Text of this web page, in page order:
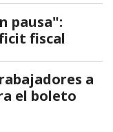
pausa":
fiscal
a
el boleto